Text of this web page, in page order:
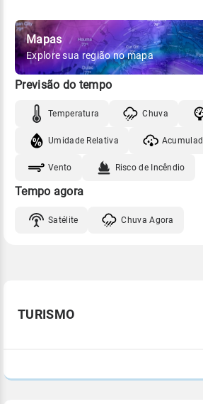
Mapas
Explore sua região no mapa
Previsão do tempo
Temperatura Chuva
Umidade Relativa
Vento Risco de Incêndio
Tempo agora
Satélite Chuva Agora
TURISMO